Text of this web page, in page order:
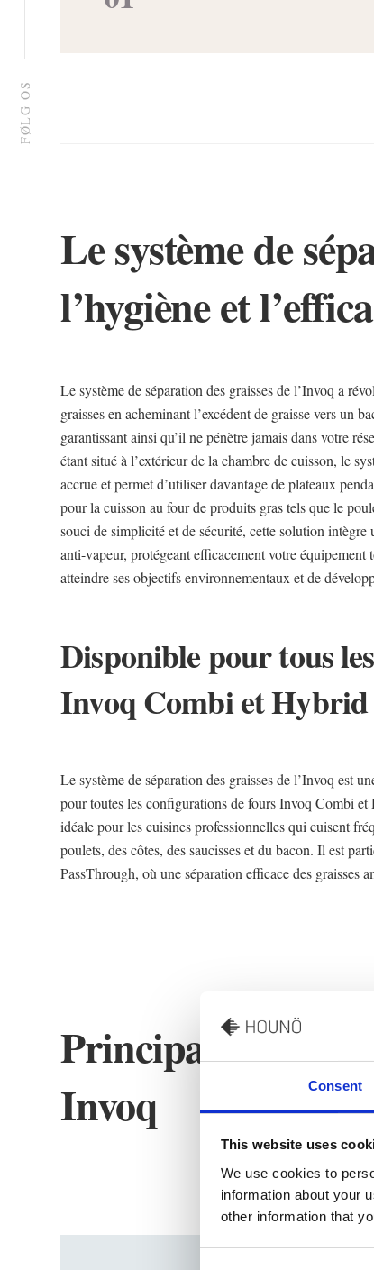
Consent
This website uses
We use cookies to
information about your
other information that
FØLG OS
Le système de
l’hygiène et
Le système de séparation des graisses de l’Invoq a
graisses en acheminant l’excédent de graisse vers un
garantissant ainsi qu’il ne pénètre jamais dans votre
étant situé à l’extérieur de la chambre de cuisson, le
accrue et permet d’utiliser davantage de plateaux
pour la cuisson au four de produits gras tels que le
souci de simplicité et de sécurité, cette solution intègre
anti-vapeur, protégeant efficacement votre équipement
atteindre ses objectifs environnementaux et de
Disponible pour tous
Invoq Combi et Hybrid
Le système de séparation des graisses de l’Invoq est
pour toutes les configurations de fours Invoq Combi
idéale pour les cuisines professionnelles qui cuisent
poulets, des côtes, des saucisses et du bacon. Il est
PassThrough, où une séparation efficace des graisses
Principaux
Invoq